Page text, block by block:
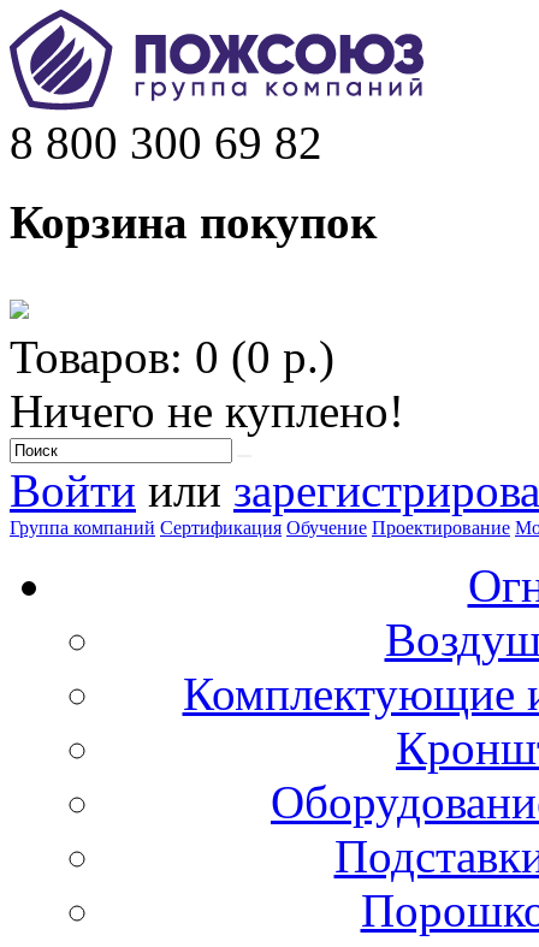
8 800 300 69 82
Корзина покупок
Товаров: 0 (0 р.)
Ничего не куплено!
Войти или
Группа компаний Сертификация Обучение Проектирование
Комплектующие